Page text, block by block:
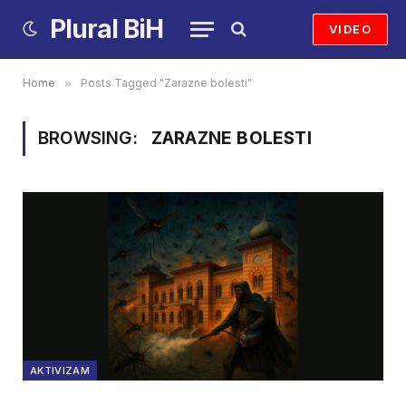
Plural BiH VIDEO
Home » Posts Tagged "Zarazne bolesti"
BROWSING: ZARAZNE BOLESTI
AKTIVIZAM